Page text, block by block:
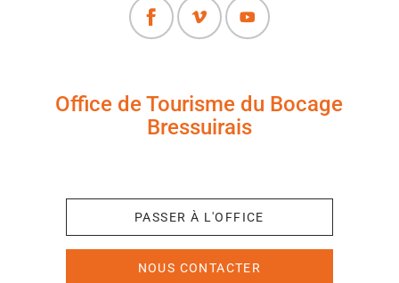
Office de Tourisme du Bocage
Bressuirais
PASSER À L'OFFICE
NOUS CONTACTER